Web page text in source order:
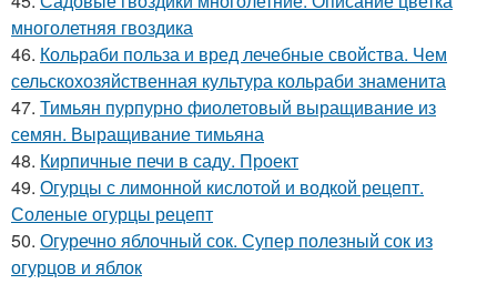
многолетняя гвоздика
46. Кольраби польза и вред лечебные свойства. Чем
сельскохозяйственная культура кольраби знаменита
47. Тимьян пурпурно фиолетовый выращивание из
семян. Выращивание тимьяна
48. Кирпичные печи в саду. Проект
49. Огурцы с лимонной кислотой и водкой рецепт.
Соленые огурцы рецепт
50. Огуречно яблочный сок. Супер полезный сок из
огурцов и яблок